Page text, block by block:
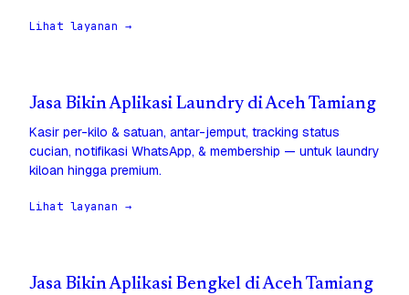
Lihat layanan →
Jasa Bikin Aplikasi Laundry di Aceh Tamiang
Kasir per-kilo & satuan, antar-jemput, tracking status
cucian, notifikasi WhatsApp, & membership — untuk laundry
kiloan hingga premium.
Lihat layanan →
Jasa Bikin Aplikasi Bengkel di Aceh Tamiang